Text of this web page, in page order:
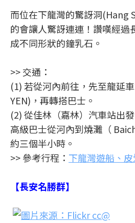
而位在下龍灣的驚訝洞(Hang
的會讓人驚訝連連！讚嘆經過
成不同形狀的鐘乳石。
>> 交通：
(1) 若從河內前往，先至龍延
YEN)，再轉搭巴士。
(2) 從佳林（嘉林）汽車站出
高級巴士從河內到燒灘（
約三個半小時。
>> 參考行程： 下龍灣遊船、皮
【長安名勝群】